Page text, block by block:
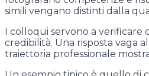
simili vengano distinti dalla
I colloqui servono a
credibilità. Una risposta vaga
traiettoria professionale